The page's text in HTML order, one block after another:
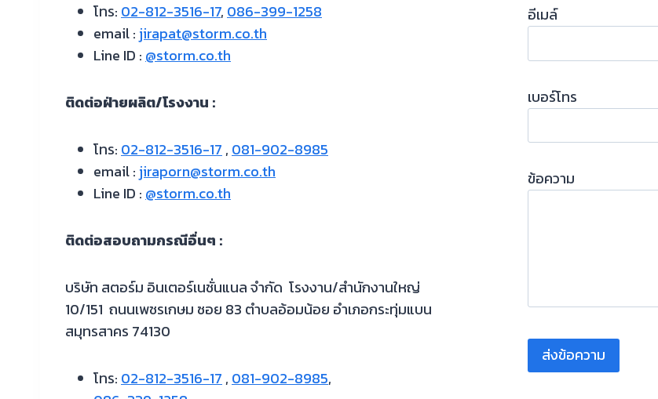
โทร: 02-812-3516-17, 086-399-1258
email : jirapat@storm.co.th
Line ID : @storm.co.th
ติดต่อฝ่ายผลิต/โรงงาน :
โทร: 02-812-3516-17 , 081-902-8985
email : jiraporn@storm.co.th
Line ID : @storm.co.th
ติดต่อสอบถามกรณีอื่นๆ :
บริษัท สตอร์ม อินเตอร์เนชั่นแนล จำกัด โรงงาน/สำนักงานใหญ่
10/151 ถนนเพชรเกษม ซอย 83 ตำบลอ้อมน้อย อำเภอกระทุ่มแบน
สมุทรสาคร 74130
โทร: 02-812-3516-17 , 081-902-8985,
อีเมล์
เบอร์โทร
ข้อความ